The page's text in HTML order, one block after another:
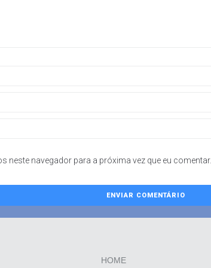
neste navegador para a próxima vez que eu comentar.
HOME